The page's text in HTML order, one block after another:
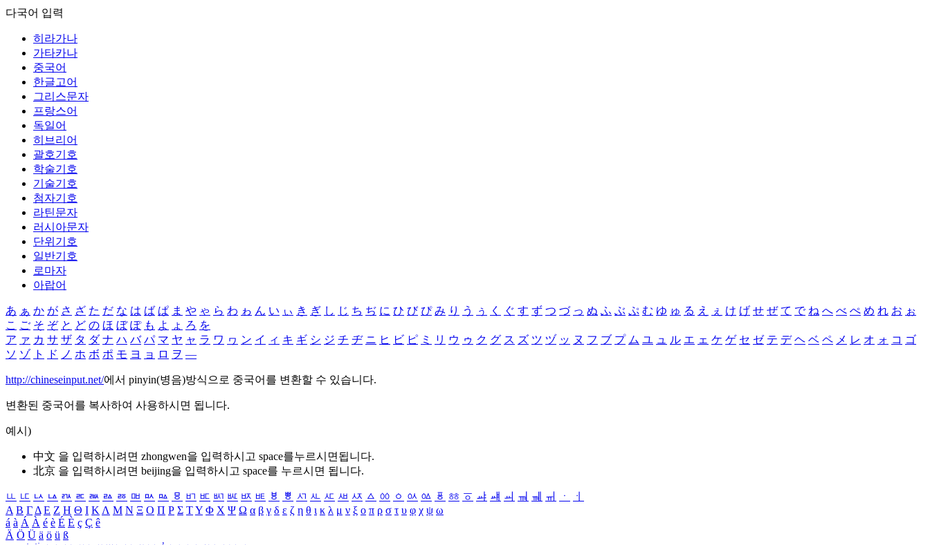
다국어 입력
히라가나
가타카나
중국어
한글고어
그리스문자
프랑스어
독일어
히브리어
괄호기호
학술기호
기술기호
첨자기호
라틴문자
러시아문자
단위기호
일반기호
로마자
아랍어
あ ぁ か が さ ざ た だ な は ば ぱ ま や ゃ ら わ ゎ ん い ぃ き ぎ し じ ち ぢ に ひ び ぴ み り う ぅ く ぐ す ず つ づ っ ぬ ふ ぶ ぷ む ゆ ゅ る え ぇ け げ せ ぜ て で ね へ べ ぺ め れ お ぉ
こ ご そ ぞ と ど の ほ ぼ ぽ も よ ょ ろ を
ア ァ カ サ ザ タ ダ ナ ハ バ パ マ ヤ ャ ラ ワ ヮ ン イ ィ キ ギ シ ジ チ ヂ ニ ヒ ビ ピ ミ リ ウ ゥ ク グ ス ズ ツ ヅ ッ ヌ フ ブ プ ム ユ ュ ル エ ェ ケ ゲ セ ゼ テ デ ヘ ベ ペ メ レ オ ォ コ ゴ
ソ ゾ ト ド ノ ホ ボ ポ モ ヨ ョ ロ ヲ ―
http://chineseinput.net/에서 pinyin(병음)방식으로 중국어를 변환할 수 있습니다.
변환된 중국어를 복사하여 사용하시면 됩니다.
예시)
中文 을 입력하시려면 zhongwen을 입력하시고 space를누르시면됩니다.
北京 을 입력하시려면 beijing을 입력하시고 space를 누르시면 됩니다.
ㅥ ㅦ ㅧ ㅨ ㅩ ㅪ ㅫ ㅬ ㅭ ㅮ ㅯ ㅰ ㅱ ㅲ ㅳ ㅴ ㅵ ㅶ ㅷ ㅸ ㅹ ㅺ ㅻ ㅼ ㅽ ㅾ ㅿ ㆀ ㆁ ㆂ ㆃ ㆄ ㆅ ㆆ ㆇ ㆈ ㆉ ㆊ ㆋ ㆌ ㆍ
ㆎ
Α Β ΓΔ Ε Ζ Η Θ Ι ΚΛ Μ Ν Ξ Ο Π Ρ Σ ΤΥ Φ Χ Ψ Ω α β γ δ ε ζ η θ ι κ λ μ ν ξ ο π ρ σ τ υ φ χ ψ ω
á à Á À é è É È ç Ç ê
Ä Ö Ü ä ö ü ß